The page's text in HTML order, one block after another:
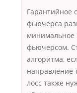
Гарантийное
фьючерса
минимальное
фьючерсом.
алгоритма,
направление
лосс также